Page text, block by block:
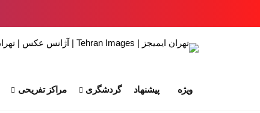
ویژه پیشنهاد گردشگری مراکز تفریحی